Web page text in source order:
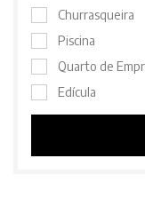
Churrasqueira
Piscina
Quarto de
Edícula